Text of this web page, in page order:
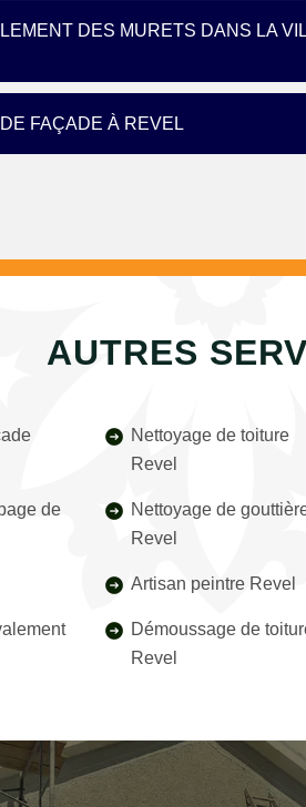
DES MURETS DANS LA
FAÇADE À REVEL
AUTRES
de
Nettoyage de toiture
Revel
Nettoyage de
Revel
Artisan peintre Revel
Démoussage de
Revel